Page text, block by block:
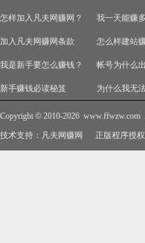
怎样加入凡夫网赚网？
加入凡夫网赚网条款
我是新手要怎么赚钱？
新手赚钱必读秘笈
我一天能赚
怎么样建站
帐号为什么
为什么我无
Copyright © 2010-2026 www.ffwzw.com
技术支持： 凡夫网赚网 正版程序授